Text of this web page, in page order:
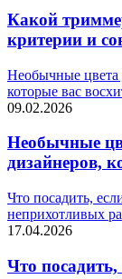
Какой
критерии и
Необычные цвета
которые вас
09.02.2026
Необычные
дизайнеров,
Что посадить,
неприхотливых
17.04.2026
Что